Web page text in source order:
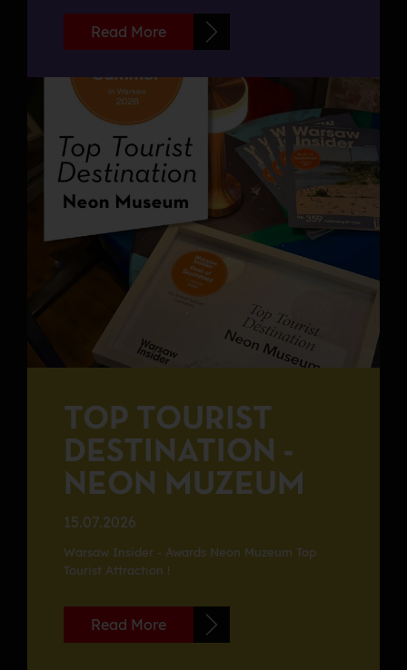
Read More
TOP TOURIST
DESTINATION -
NEON MUZEUM
15.07.2026
Warsaw Insider - Awards Neon Muzeum Top
Tourist Attraction !
Read More